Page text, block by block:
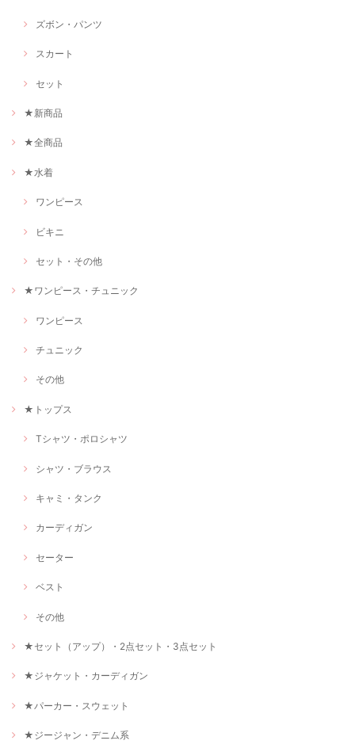
ズボン・パンツ
スカート
セット
★新商品
★全商品
★水着
ワンピース
ビキニ
セット・その他
★ワンピース・チュニック
ワンピース
チュニック
その他
★トップス
Tシャツ・ポロシャツ
シャツ・ブラウス
キャミ・タンク
カーディガン
セーター
ベスト
その他
★セット（アップ）・2点セット・3点セット
★ジャケット・カーディガン
★パーカー・スウェット
★ジージャン・デニム系